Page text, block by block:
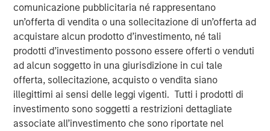
comunicazione pubblicitaria né rappresentano
un’offerta di vendita o una sollecitazione di un’offerta ad
acquistare alcun prodotto d’investimento, né tali
prodotti d’investimento possono essere offerti o venduti
ad alcun soggetto in una giurisdizione in cui tale
offerta, sollecitazione, acquisto o vendita siano
illegittimi ai sensi delle leggi vigenti. Tutti i prodotti di
investimento sono soggetti a restrizioni dettagliate
associate all’investimento che sono riportate nel
Approfondimenti correlati
PRESS RELEASE
Morgan Stanley Capital Partners Acquires
FoodScience
PRESS RELEASE